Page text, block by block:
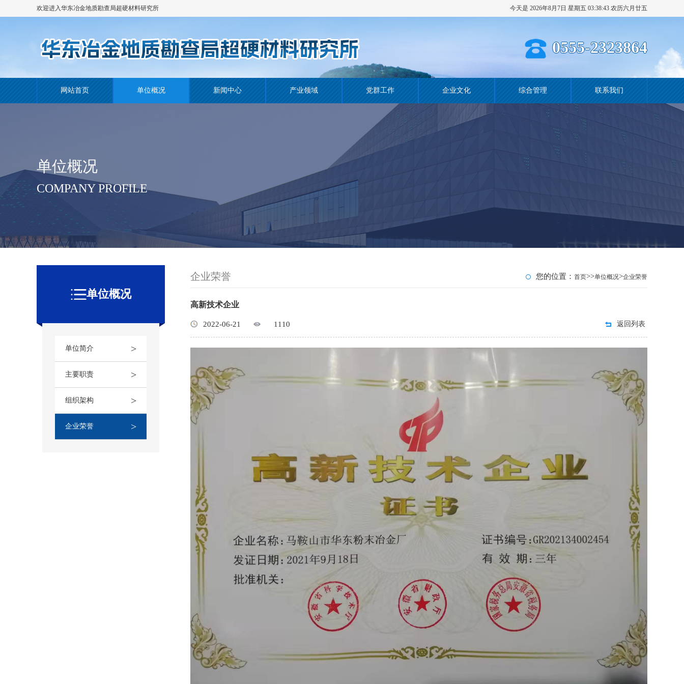
欢迎进入华东冶金地质勘查局超硬材料研究所 今天是 2026年8月7日 星期五 03:38:44 农历六月廿五
0555-2323864
网站首页 单位概况 新闻中心 产业领域 党群工作 企业文化 综合管理 联系我们
单位概况
COMPANY PROFILE
单位概况
单位简介 >
主要职责 >
组织架构 >
企业荣誉 >
企业荣誉 您的位置： 首页>>单位概况>企业荣誉
高新技术企业
2022-06-21 1110 返回列表